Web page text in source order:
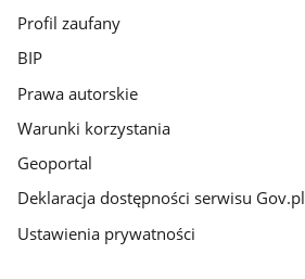
Profil zaufany
BIP
Prawa autorskie
Warunki korzystania
Geoportal
Deklaracja dostępności serwisu Gov.pl
Ustawienia prywatności